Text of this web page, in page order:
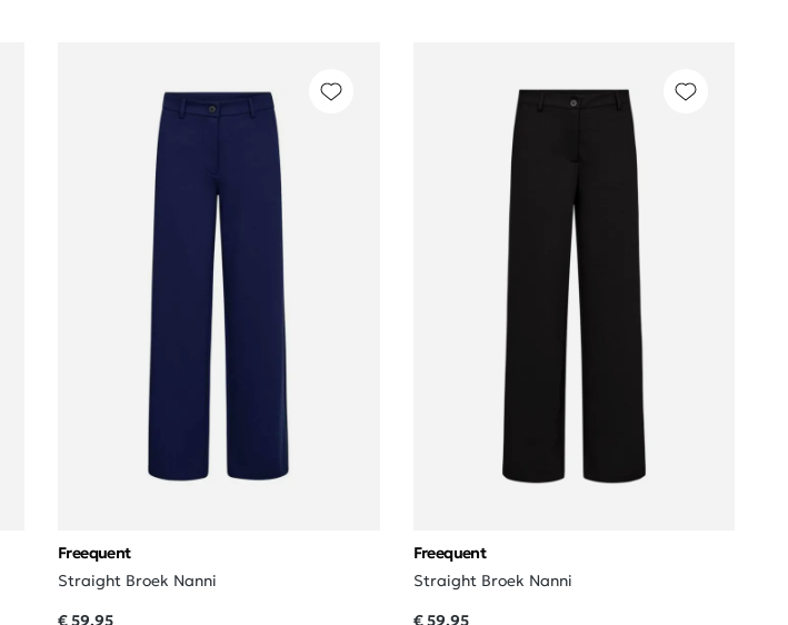
Freequent
Straight Broek Nanni
€ 59,95
Freequent
Straight Broek Nanni
€ 59,95